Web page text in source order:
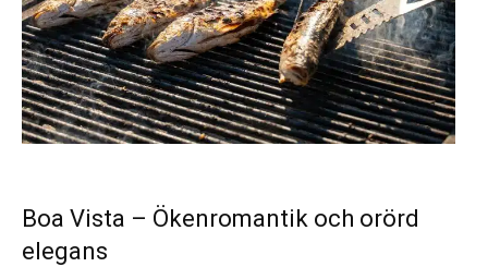
Boa Vista – Ökenromantik och orörd
elegans